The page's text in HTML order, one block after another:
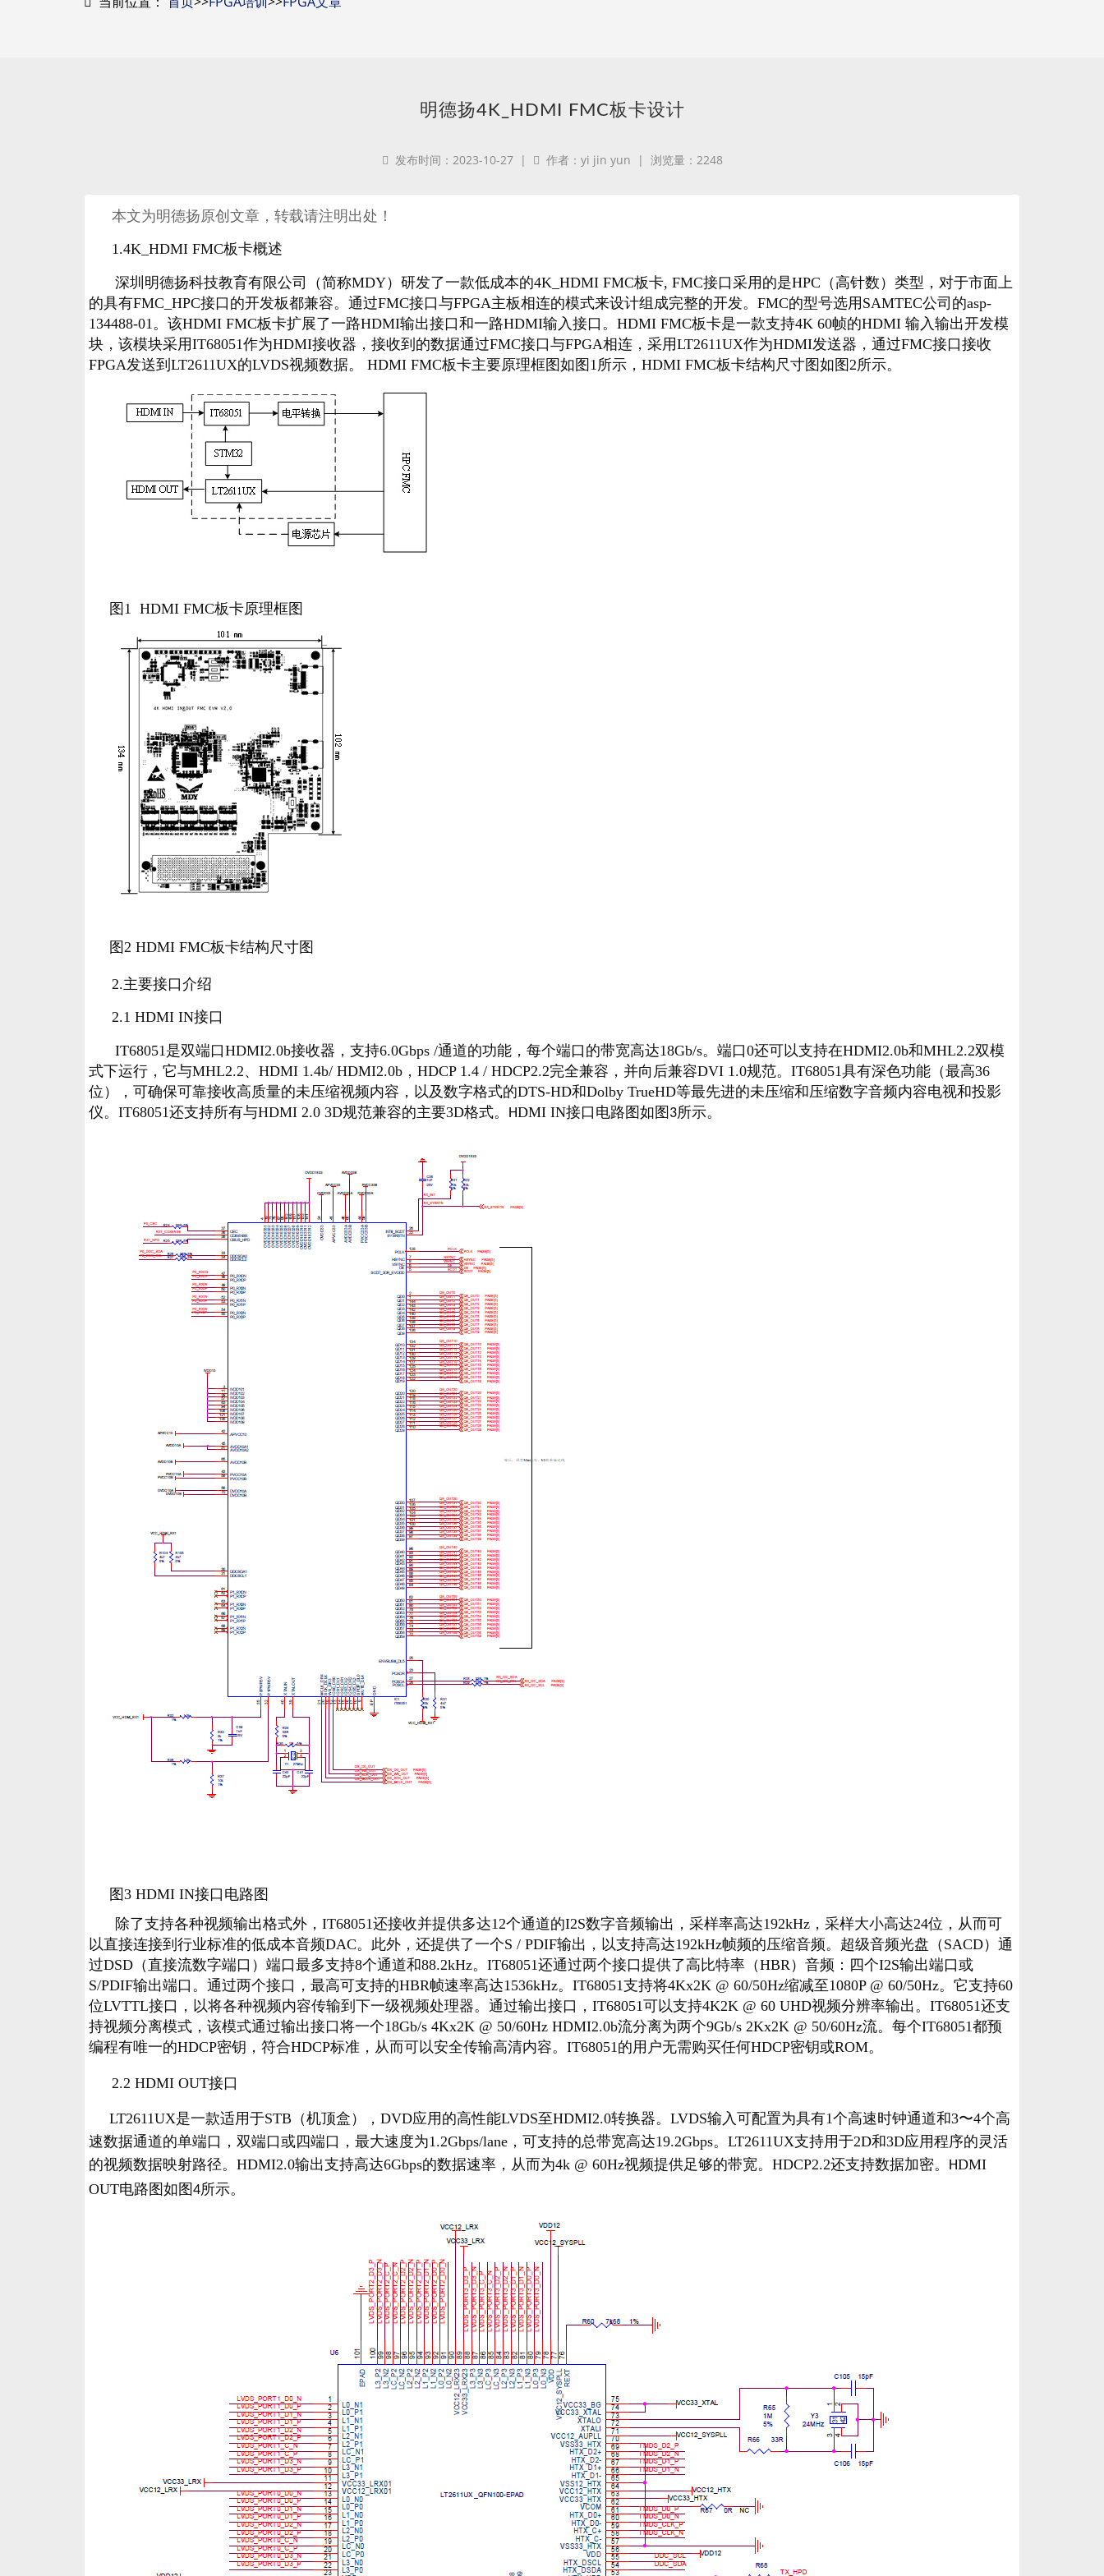
明德扬4K_HDMI FMC板卡设计
发布时间：2023-10-27 | 作者：yi jin yun | 浏览量：2248
本文为明德扬原创文章，转载请注明出处！
1.4K_HDMI FMC板卡概述
深圳明德扬科技教育有限公司（简称MDY）研发了一款低成本的4K_HDMI FMC板卡, FMC接口采用的是HPC（高针数）类型，对于市面上
的具有FMC_HPC接口的开发板都兼容。通过FMC接口与FPGA主板相连的模式来设计组成完整的开发。FMC的型号选用SAMTEC公司的asp-
134488-01。该HDMI FMC板卡扩展了一路HDMI输出接口和一路HDMI输入接口。HDMI FMC板卡是一款支持4K 60帧的HDMI 输入输出开发模
块，该模块采用IT68051作为HDMI接收器，接收到的数据通过FMC接口与FPGA相连，采用LT2611UX作为HDMI发送器，通过FMC接口接收
FPGA发送到LT2611UX的LVDS视频数据。 HDMI FMC板卡主要原理框图如图1所示，HDMI FMC板卡结构尺寸图如图2所示。
图1 HDMI FMC板卡原理框图
图2 HDMI FMC板卡结构尺寸图
2.主要接口介绍
2.1 HDMI IN接口
IT68051是双端口HDMI2.0b接收器，支持6.0Gbps /通道的功能，每个端口的带宽高达18Gb/s。端口0还可以支持在HDMI2.0b和MHL2.2双模
式下运行，它与MHL2.2、HDMI 1.4b/ HDMI2.0b，HDCP 1.4 / HDCP2.2完全兼容，并向后兼容DVI 1.0规范。IT68051具有深色功能（最高36
位），可确保可靠接收高质量的未压缩视频内容，以及数字格式的DTS-HD和Dolby TrueHD等最先进的未压缩和压缩数字音频内容电视和投影
仪。IT68051还支持所有与HDMI 2.0 3D规范兼容的主要3D格式。 HDMI IN接口电路图如图 3所示。
图3 HDMI IN接口电路图
除了支持各种视频输出格式外，IT68051还接收并提供多达12个通道的I2S数字音频输出，采样率高达192kHz，采样大小高达24位，从而可
以直接连接到行业标准的低成本音频DAC。此外，还提供了一个S / PDIF输出，以支持高达192kHz帧频的压缩音频。超级音频光盘（SACD）通
过DSD（直接流数字端口）端口最多支持8个通道和88.2kHz。IT68051还通过两个接口提供了高比特率（HBR）音频：四个I2S输出端口或
S/PDIF输出端口。通过两个接口，最高可支持的HBR帧速率高达1536kHz。IT68051支持将4Kx2K @ 60/50Hz缩减至1080P @ 60/50Hz。它支持60
位LVTTL接口，以将各种视频内容传输到下一级视频处理器。通过输出接口，IT68051可以支持4K2K @ 60 UHD视频分辨率输出。IT68051还支
持视频分离模式，该模式通过输出接口将一个18Gb/s 4Kx2K @ 50/60Hz HDMI2.0b流分离为两个9Gb/s 2Kx2K @ 50/60Hz流。每个IT68051都预
编程有唯一的HDCP密钥，符合HDCP标准，从而可以安全传输高清内容。IT68051的用户无需购买任何HDCP密钥或ROM。
2.2 HDMI OUT接口
LT2611UX是一款适用于STB（机顶盒），DVD应用的高性能LVDS至HDMI2.0转换器。LVDS输入可配置为具有1个高速时钟通道和3〜4个高
速数据通道的单端口，双端口或四端口，最大速度为1.2Gbps/lane，可支持的总带宽高达19.2Gbps。LT2611UX支持用于2D和3D应用程序的灵活
的视频数据映射路径。HDMI2.0输出支持高达6Gbps的数据速率，从而为4k @ 60Hz视频提供足够的带宽。HDCP2.2还支持数据加密。 HDMI
OUT电路图如图 4所示。